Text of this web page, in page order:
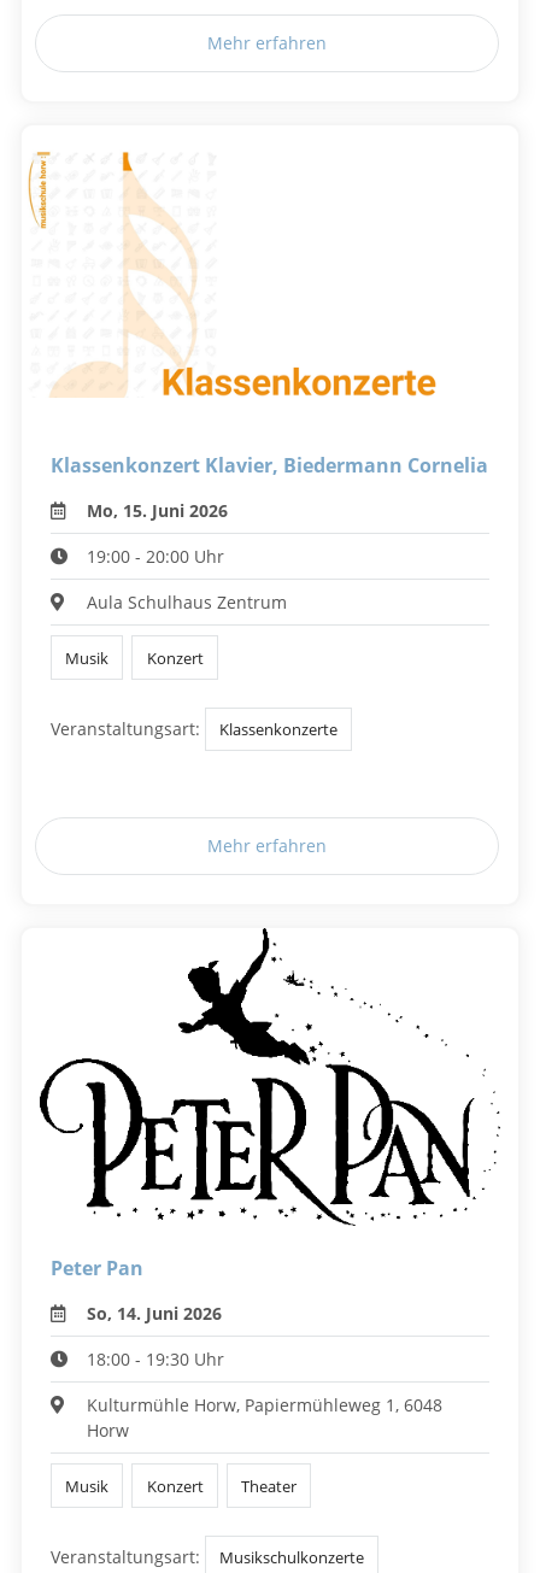
Mehr erfahren
Klassenkonzert Klavier, Biedermann Cornelia
Mo, 15. Juni 2026
19:00 - 20:00 Uhr
Aula Schulhaus Zentrum
Musik Konzert
Veranstaltungsart: Klassenkonzerte
Mehr erfahren
Peter Pan
So, 14. Juni 2026
18:00 - 19:30 Uhr
Kulturmühle Horw, Papiermühleweg 1, 6048
Horw
Musik Konzert Theater
Veranstaltungsart: Musikschulkonzerte